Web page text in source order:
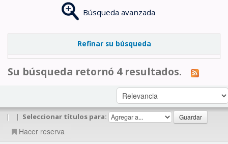
Búsqueda avanzada
Refinar su búsqueda
Su búsqueda retornó 4 resultados.
| | Seleccionar títulos para:
Hacer reserva